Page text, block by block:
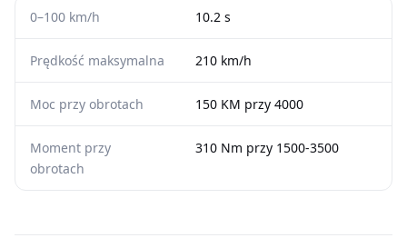
0–100 km/h 10.2 s
Prędkość maksymalna 210 km/h
Moc przy obrotach 150 KM przy 4000
Moment przy
obrotach
310 Nm przy 1500-3500